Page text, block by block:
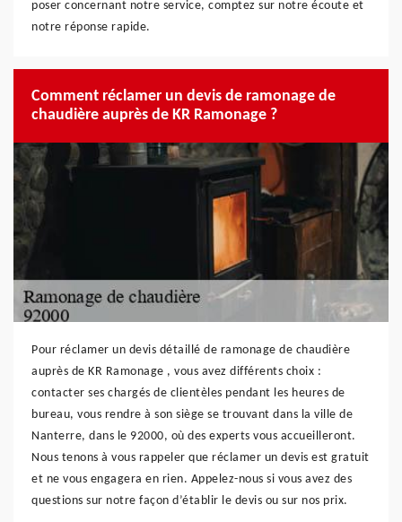
poser concernant notre service, comptez sur notre écoute et
notre réponse rapide.
Comment réclamer un devis de ramonage de
chaudière auprès de KR Ramonage ?
Pour réclamer un devis détaillé de ramonage de chaudière
auprès de KR Ramonage , vous avez différents choix :
contacter ses chargés de clientèles pendant les heures de
bureau, vous rendre à son siège se trouvant dans la ville de
Nanterre, dans le 92000, où des experts vous accueilleront.
Nous tenons à vous rappeler que réclamer un devis est gratuit
et ne vous engagera en rien. Appelez-nous si vous avez des
questions sur notre façon d’établir le devis ou sur nos prix.